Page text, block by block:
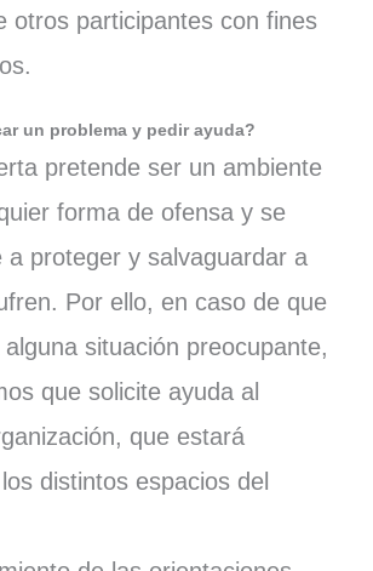
otros participantes con fines
un problema y pedir ayuda?
pretende ser un ambiente
forma de ofensa y se
a proteger y salvaguardar a
Por ello, en caso de que
situación preocupante,
que solicite ayuda al
que estará
distintos espacios del